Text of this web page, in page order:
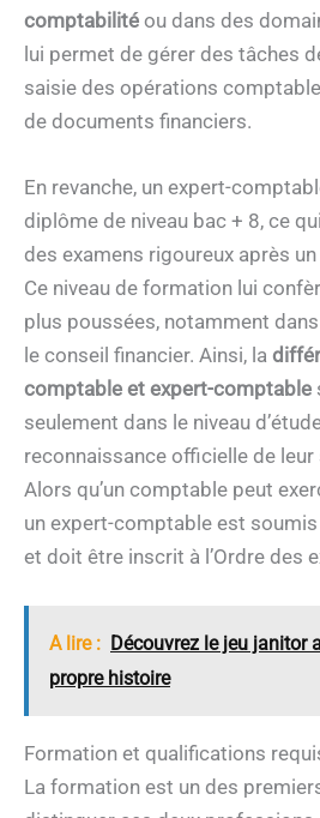
comptabilité ou dans des
lui permet de gérer des tâches
saisie des opérations
de documents financiers.
En revanche, un expert-
diplôme de niveau bac + 8, ce
des examens rigoureux après
Ce niveau de formation lui
plus poussées, notamment
le conseil financier. Ainsi, la
comptable et expert-comptable
seulement dans le niveau
reconnaissance officielle de
Alors qu’un comptable peut
un expert-comptable est
et doit être inscrit à l’Ordre des
A lire : Découvrez le jeu janitor
propre histoire
Formation et qualifications
La formation est un des